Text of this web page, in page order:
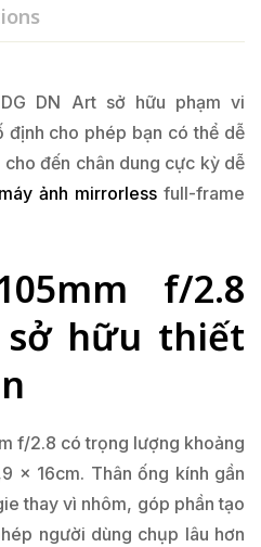
DN Art sở hữu phạm vi
cho phép bạn có thể dễ
đến chân dung cực kỳ dễ
máy ảnh mirrorless full-frame
f/2.8
sở hữu thiết
f/2.8 có trọng lượng khoảng
x 16cm. Thân ống kính gần
thay vì nhôm, góp phần tạo
người dùng chụp lâu hơn